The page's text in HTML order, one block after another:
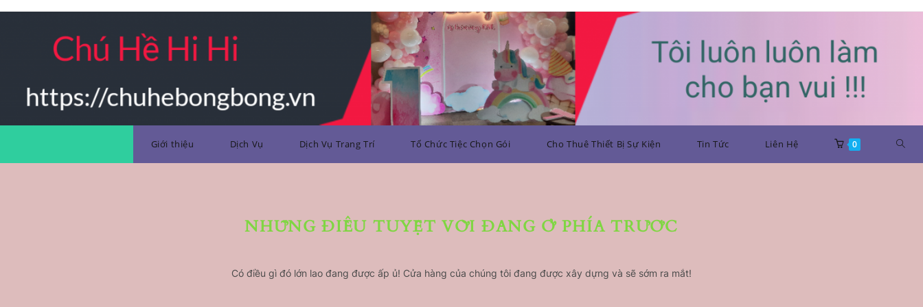
Giới thiệu Dịch Vụ Dịch Vụ Trang Trí Tổ Chức Tiệc Chọn Gói Cho Thuê Thiết Bị Sự Kiện Tin Tức Liên Hệ 0
trang trí bong bóng
NHỮNG ĐIỀU TUYỆT VỜI ĐANG Ở PHÍA TRƯỚC
Có điều gì đó lớn lao đang được ấp ủ! Cửa hàng của chúng tôi đang được xây dựng và sẽ sớm ra mắt!